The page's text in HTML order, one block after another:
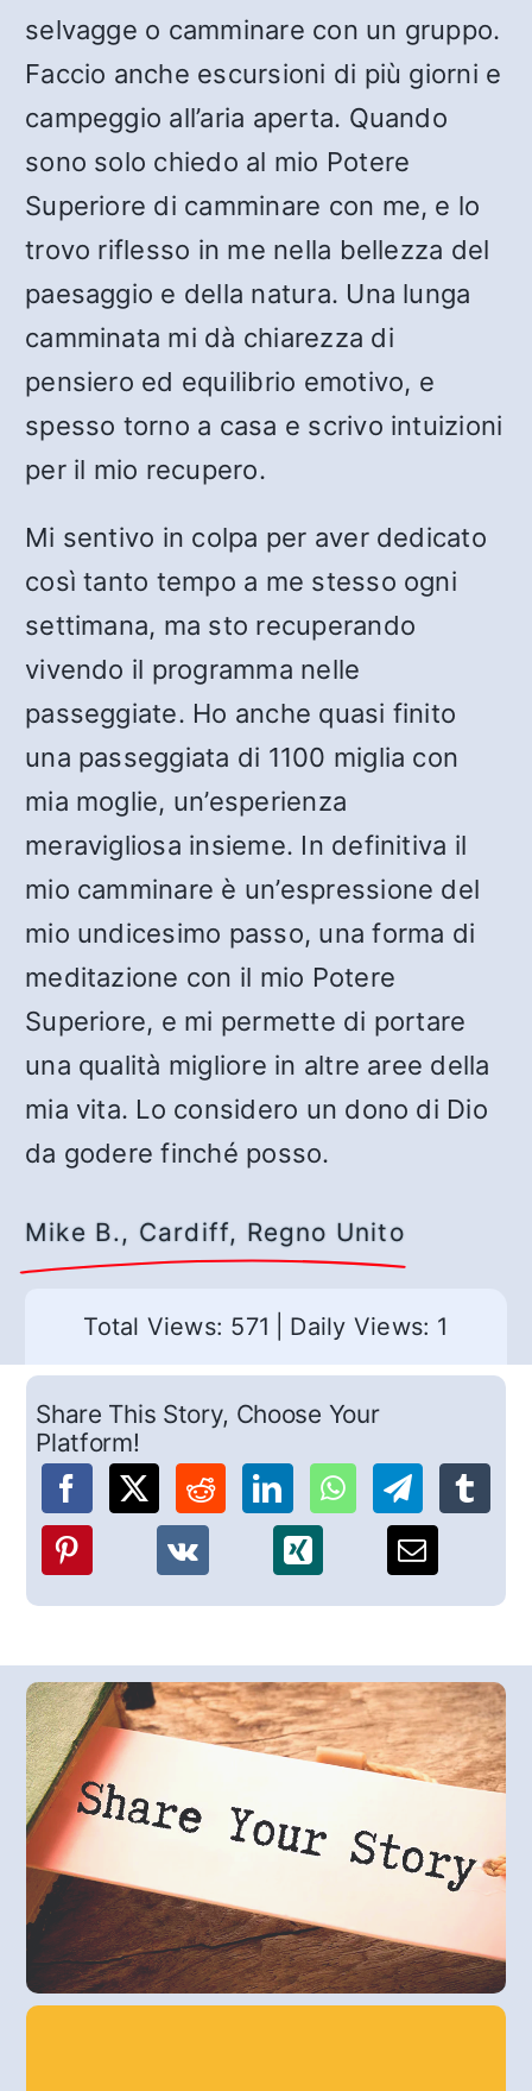
selvagge o camminare con un gruppo.
Faccio anche escursioni di più giorni e
campeggio all’aria aperta. Quando
sono solo chiedo al mio Potere
Superiore di camminare con me, e lo
trovo riflesso in me nella bellezza del
paesaggio e della natura. Una lunga
camminata mi dà chiarezza di
pensiero ed equilibrio emotivo, e
spesso torno a casa e scrivo intuizioni
per il mio recupero.
Mi sentivo in colpa per aver dedicato
così tanto tempo a me stesso ogni
settimana, ma sto recuperando
vivendo il programma nelle
passeggiate. Ho anche quasi finito
una passeggiata di 1100 miglia con
mia moglie, un’esperienza
meravigliosa insieme. In definitiva il
mio camminare è un’espressione del
mio undicesimo passo, una forma di
meditazione con il mio Potere
Superiore, e mi permette di portare
una qualità migliore in altre aree della
mia vita. Lo considero un dono di Dio
da godere finché posso.
Mike B., Cardiff, Regno Unito
Total Views: 571 Daily Views: 1
Share This Story, Choose Your
Platform!